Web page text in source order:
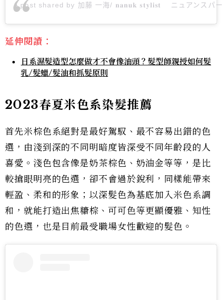
A post shared by 加藤 一海/ 𝐧𝐚𝐧𝐮𝐤 𝐬𝐭𝐲𝐥𝐢𝐬𝐭ㅤ ニュアンス
延伸閱讀：
日系濕髮造型怎麼做才不會像油頭？髮型師親授如何髮
乳/髮蠟/髮油和抓髮原則
2023春夏米色系染髮推薦
首先米棕色系絕對是最好駕馭、最不容易出錯的色
選，由淺到深的不同明暗度皆深受不同年齡段的人
喜愛。淺色包含像是奶茶棕色、奶油金等等，是比
較搶眼明亮的色選，卻不會過於銳利，同樣能帶來
輕盈、柔和的形象；以深髮色為基底加入米色系調
和，就能打造出焦糖棕、可可色等更顯優雅、知性
的色選，也是目前最受職場女性歡迎的髮色。